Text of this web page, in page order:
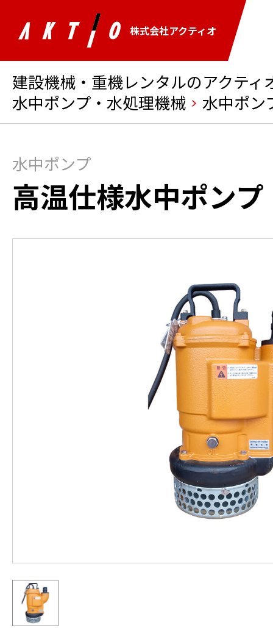
株式会社アクティオ
建設機械・重機レンタルのアクティ
水中ポンプ・水処理機械
水中ポン
水中ポンプ
高温仕様水中ポンプ